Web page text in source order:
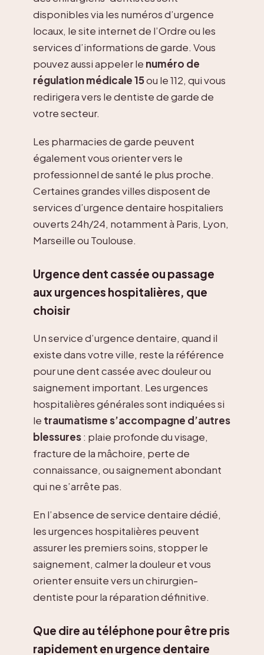
disponibles via les numéros d’urgence
locaux, le site internet de l’Ordre ou les
services d’informations de garde. Vous
pouvez aussi appeler le numéro de
régulation médicale 15ou le 112, qui vous
redirigera vers le dentiste de garde de
votre secteur.
Les pharmacies de garde peuvent
également vous orienter vers le
professionnel de santé le plus proche.
Certaines grandes villes disposent de
services d’urgence dentaire hospitaliers
ouverts 24h/24, notamment à Paris, Lyon,
Marseille ou Toulouse.
Urgence dent cassée ou passage
aux urgences hospitalières, que
choisir
Un service d’urgence dentaire, quand il
existe dans votre ville, reste la référence
pour une dent cassée avec douleur ou
saignement important. Les urgences
hospitalières générales sont indiquées si
le traumatisme s’accompagne d’autres
blessures: plaie profonde du visage,
fracture de la mâchoire, perte de
connaissance, ou saignement abondant
qui ne s’arrête pas.
En l’absence de service dentaire dédié,
les urgences hospitalières peuvent
assurer les premiers soins, stopper le
saignement, calmer la douleur et vous
orienter ensuite vers un chirurgien-
dentiste pour la réparation définitive.
Que dire au téléphone pour être pris
rapidement en urgence dentaire